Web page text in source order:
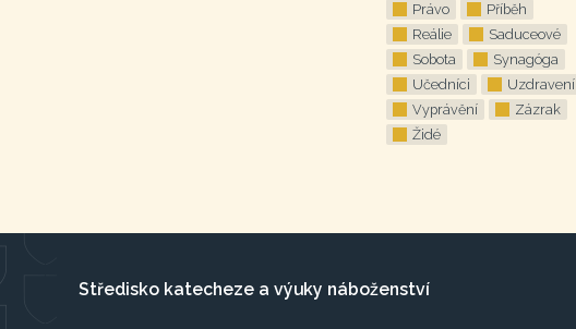
Právo
Příběh
Reálie
Saduceové
Sobota
Synagóga
Učedníci
Uzdravení
Vyprávění
Zázrak
Židé
Středisko katecheze a výuky náboženství